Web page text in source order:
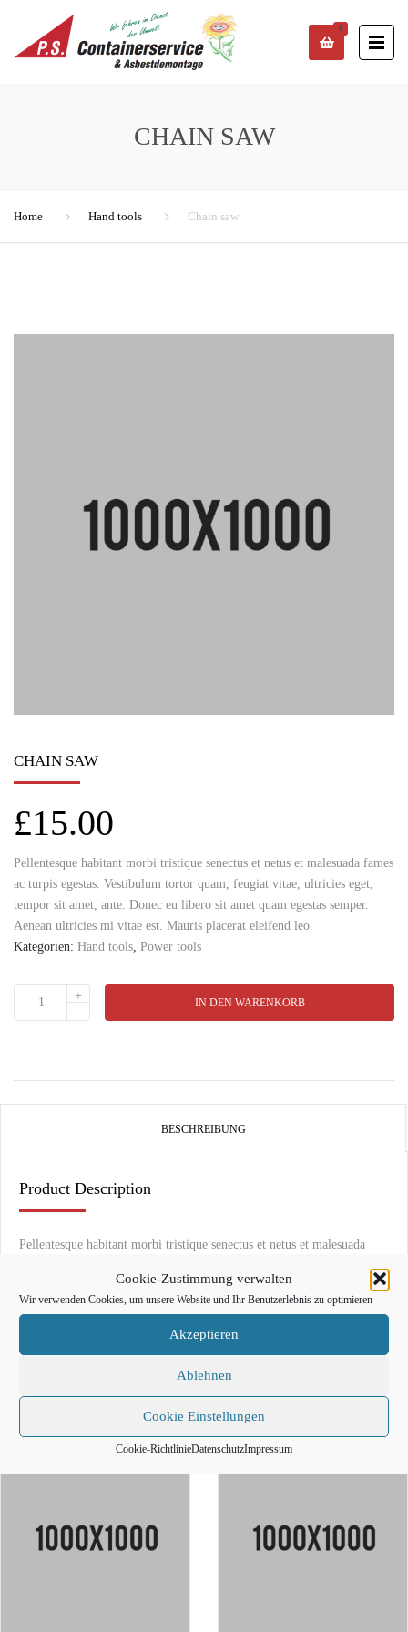
Cookie-Zustimmung verwalten
Wir verwenden Cookies, um unsere Website und Ihr Benutzerlebnis zu optimieren
Akzeptieren
Ablehnen
Cookie Einstellungen
Cookie-RichtlinieDatenschutzImpressum
0
CHAIN SAW
Home Hand tools Chain saw
CHAIN SAW
£15.00
Pellentesque habitant morbi tristique senectus et netus et malesuada fames
ac turpis egestas. Vestibulum tortor quam, feugiat vitae, ultricies eget,
tempor sit amet, ante. Donec eu libero sit amet quam egestas semper.
Aenean ultricies mi vitae est. Mauris placerat eleifend leo.
Kategorien: Hand tools, Power tools
IN DEN WARENKORB
BESCHREIBUNG
Product Description
Pellentesque habitant morbi tristique senectus et netus et malesuada
fames ac turpis egestas. Vestibulum tortor quam, feugiat vitae, ultricies
eget, tempor sit amet, ante. Donec eu libero sit amet quam egestas
semper. Aenean ultricies mi vitae est. Mauris placerat eleifend leo.
Related Products